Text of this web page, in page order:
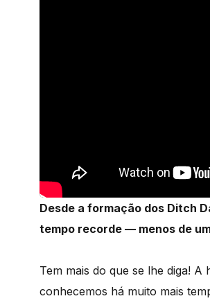
Desde a formação dos Ditch
tempo recorde — menos de
Tem mais do que se lhe diga!
conhecemos há muito mais